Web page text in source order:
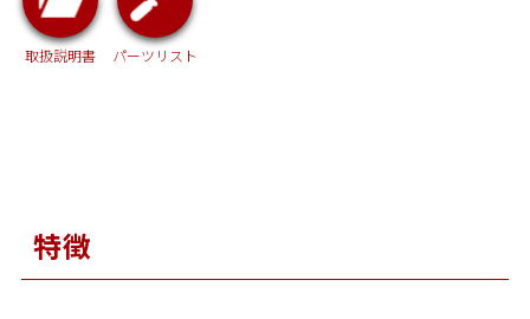
取扱説明書 パーツリスト
特徴
会社案内
動画